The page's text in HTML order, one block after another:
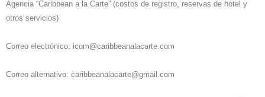
Agencia “Caribbean a la Carte” (costos de registro, reservas de hotel y
otros servicios)
Correo electrónico: icom@caribbeanalacarte.com
Correo alternativo: caribbeanalacarte@gmail.com